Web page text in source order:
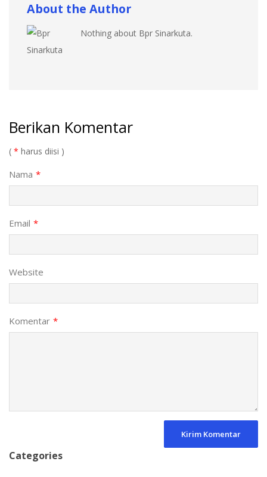
About the Author
Nothing about Bpr Sinarkuta.
Berikan Komentar
( * harus diisi )
Nama *
Email *
Website
Komentar *
Kirim Komentar
Categories